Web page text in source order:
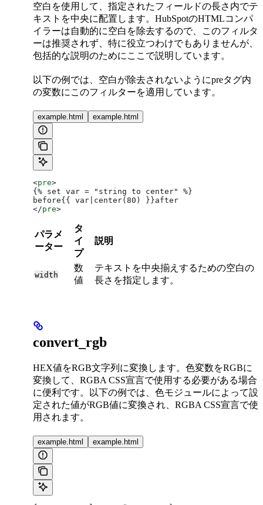
空白を使用して、指定されたフィールドの長さ内でテ
キストを中央に配置します。HubSpotのHTMLコンパ
イラーは自動的に空白を除去するので、このフィルタ
ーは推奨されず、特に役立つわけでもありませんが、
包括的な説明のためにここで説明しています。
以下の例では、空白が除去されないようにpreタグ内
の変数にこのフィルターを適用しています。
example.html example.html
<pre>
{% set var = "string to center" %}
before{{ var|center(80) }}after
</pre>
パラメ
ーター
タ
イ
プ
説明
width
数
値
テキストを中央揃えするための空白の
長さを指定します。
convert_rgb
HEX値をRGB文字列に変換します。色変数をRGBに
変換して、RGBA CSS宣言で使用する必要がある場合
に便利です。以下の例では、色モジュールによって設
定された値がRGB値に変換され、RGBA CSS宣言で使
用されます。
example.html example.html